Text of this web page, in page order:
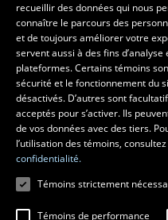
Les écoles et la recherche
École d’art
École supérieure
régional
École de design
Centre de recherche en
recueillir des données qui nous
connaître le parcours des
et de toujours améliorer votre
servent aussi à des fins
plateformes. Certains témoins
sécurité et le fonctionnement du
désactivés. D’autres sont
acceptés pour s’activer. Ils
de vos données avec des tiers.
l’utilisation des témoins,
confidentialité.
Témoins strictement
Témoins de performance